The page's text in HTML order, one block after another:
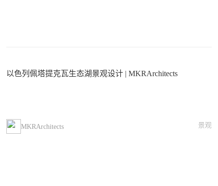
以色列佩塔提克瓦生态湖景观设计 | MKRArchitects
MKRArchitects 景观